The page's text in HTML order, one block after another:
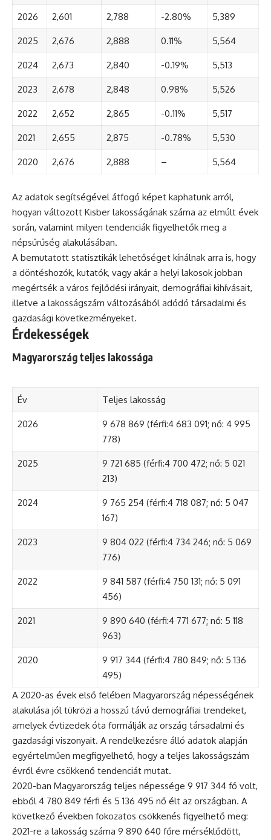
2026 2,601 2,788 -2.80% 5,389
2025 2,676 2,888 0.11% 5,564
2024 2,673 2,840 -0.19% 5,513
2023 2,678 2,848 0.98% 5,526
2022 2,652 2,865 -0.11% 5,517
2021 2,655 2,875 -0.78% 5,530
2020 2,676 2,888 – 5,564
Az adatok segítségével átfogó képet kaphatunk arról,
hogyan változott Kisber lakosságának száma az elmúlt évek
során, valamint milyen tendenciák figyelhetők meg a
népsűrűség alakulásában.
A bemutatott statisztikák lehetőséget kínálnak arra is, hogy
a döntéshozók, kutatók, vagy akár a helyi lakosok jobban
megértsék a város fejlődési irányait, demográfiai kihívásait,
illetve a lakosságszám változásából adódó társadalmi és
gazdasági következményeket.
Érdekességek
Magyarország teljes lakossága
Év Teljes lakosság
2026
9 678 869 (férfi:4 683 091; nő: 4 995
778)
2025
9 721 685 (férfi:4 700 472; nő: 5 021
213)
2024
9 765 254 (férfi:4 718 087; nő: 5 047
167)
2023
9 804 022 (férfi:4 734 246; nő: 5 069
776)
2022
9 841 587 (férfi:4 750 131; nő: 5 091
456)
2021
9 890 640 (férfi:4 771 677; nő: 5 118
963)
2020
9 917 344 (férfi:4 780 849; nő: 5 136
495)
A 2020-as évek első felében Magyarország népességének
alakulása jól tükrözi a hosszú távú demográfiai trendeket,
amelyek évtizedek óta formálják az ország társadalmi és
gazdasági viszonyait. A rendelkezésre álló adatok alapján
egyértelműen megfigyelhető, hogy a teljes lakosságszám
évről évre csökkenő tendenciát mutat.
2020-ban Magyarország teljes népessége 9 917 344 fő volt,
ebből 4 780 849 férfi és 5 136 495 nő élt az országban. A
következő években fokozatos csökkenés figyelhető meg:
2021-re a lakosság száma 9 890 640 főre mérséklődött,